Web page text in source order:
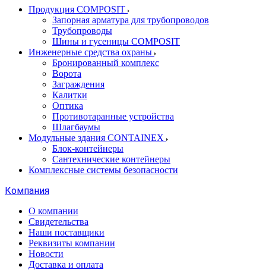
Продукция COMPOSIT
Запорная арматура для трубопроводов
Трубопроводы
Шины и гусеницы COMPOSIT
Инженерные средства охраны
Бронированный комплекс
Ворота
Заграждения
Калитки
Оптика
Противотаранные устройства
Шлагбаумы
Модульные здания CONTAINEX
Блок-контейнеры
Сантехнические контейнеры
Комплексные системы безопасности
Компания
О компании
Свидетельства
Наши поставщики
Реквизиты компании
Новости
Доставка и оплата